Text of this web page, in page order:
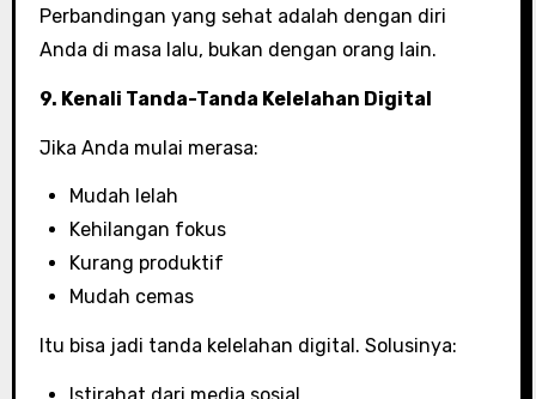
Perbandingan yang sehat adalah dengan diri
Anda di masa lalu, bukan dengan orang lain.
9. Kenali Tanda-Tanda Kelelahan Digital
Jika Anda mulai merasa:
Mudah lelah
Kehilangan fokus
Kurang produktif
Mudah cemas
Itu bisa jadi tanda kelelahan digital. Solusinya: